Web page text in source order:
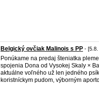
Belgický ovčiak Malinois s PP - [5.8.
Ponúkame na predaj šteniatka
spojenia Dona od Vysokej Skaly ×
aktuálne voľného už len jedného
koristníckym pudom, výborným